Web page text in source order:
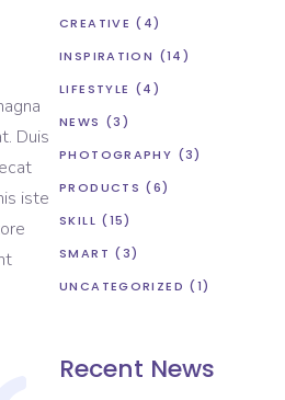
Duis
iste
CREATIVE (4)
INSPIRATION (14)
LIFESTYLE (4)
NEWS (3)
PHOTOGRAPHY (3)
PRODUCTS (6)
SKILL (15)
SMART (3)
UNCATEGORIZED (1)
Recent News